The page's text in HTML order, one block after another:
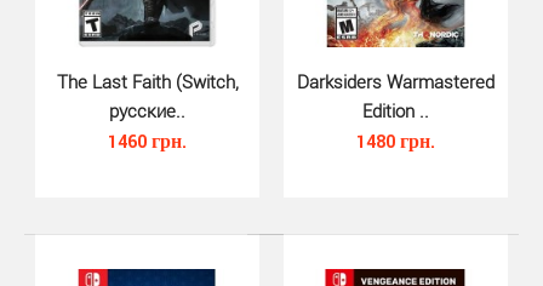
Dragon Ball Xenoverse 2 (Switch..
1040 грн.
The Last Faith (Switch,
русские..
1460 грн.
Darksiders Warmastered
Edition ..
1480 грн.